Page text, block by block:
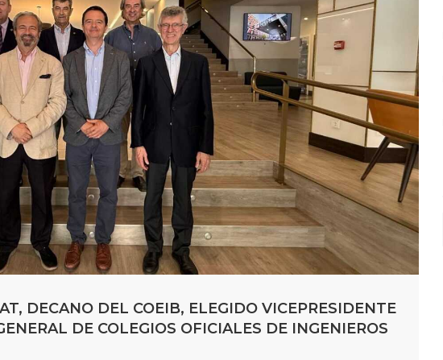
DECANO DEL COEIB, ELEGIDO VICEPRESIDENTE
DE COLEGIOS OFICIALES DE INGENIEROS